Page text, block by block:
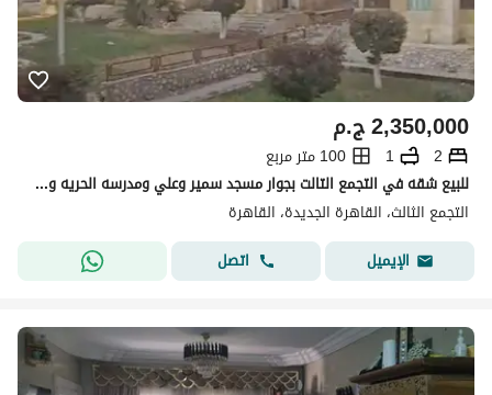
ج.م2,350,000
2
1
100 متر مربع
للبيع شقه في التجمع التالت بجوار مسجد سمير وعلي ومدرسه الحريه ودقائق من مستشفى القاهره الجديده و الجامعه الالمانيه 10 دقائق من الجامعه الامريكيه وشارع التسعين
التجمع الثالث، القاهرة الجديدة، القاهرة
الإيميل
اتصل